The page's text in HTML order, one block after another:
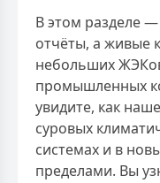
В этом разделе —
отчёты, а живые
небольших
промышленных
увидите, как
суровых
системах и в
пределами. Вы